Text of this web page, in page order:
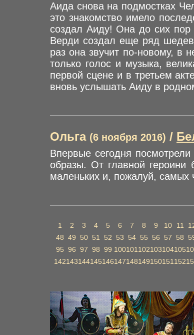
Аида снова на подмостках
это знакомство имело
создал Аиду! Она до сих пор
Верди создал еще ряд
раз она звучит по-новому, в
только голос и музыка,
первой сцене и в третьем
вновь услышать Аиду в
Ольга (6 ноября 2016) /
Впервые сегодня
образы. От главной
маленьких и, пожалуй, самых
1 2 3 4 5 6 7 8 9 10 11
48 49 50 51 52 53 54 55 56 57 58
95 96 97 98 99 100101 102103104105
142143144145146147148149150151 152